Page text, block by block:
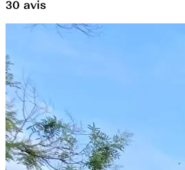
30 avis